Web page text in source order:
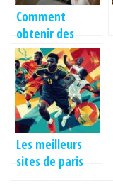
Comment
obtenir des
pronostics de
foot gratuits en
2025 ?
Les meilleurs
sites de paris